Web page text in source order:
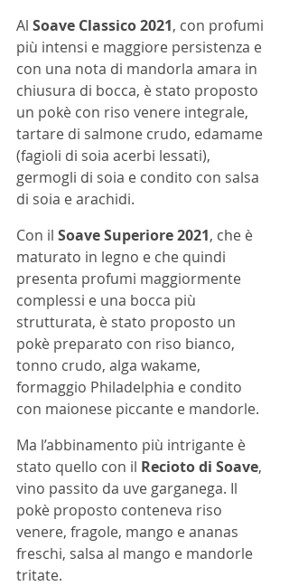
Al Soave Classico 2021, con profumi
più intensi e maggiore persistenza e
con una nota di mandorla amara in
chiusura di bocca, è stato proposto
un pokè con riso venere integrale,
tartare di salmone crudo, edamame
(fagioli di soia acerbi lessati),
germogli di soia e condito con salsa
di soia e arachidi.
Con il Soave Superiore 2021, che è
maturato in legno e che quindi
presenta profumi maggiormente
complessi e una bocca più
strutturata, è stato proposto un
pokè preparato con riso bianco,
tonno crudo, alga wakame,
formaggio Philadelphia e condito
con maionese piccante e mandorle.
Ma l’abbinamento più intrigante è
stato quello con il Recioto di Soave,
vino passito da uve garganega. Il
pokè proposto conteneva riso
venere, fragole, mango e ananas
freschi, salsa al mango e mandorle
tritate.